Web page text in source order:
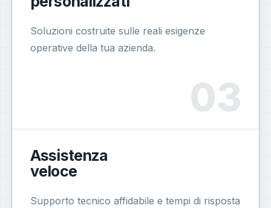
Soluzioni costruite sulle reali esigenze
operative della tua azienda.
Assistenza
veloce
Supporto tecnico affidabile e tempi di risposta